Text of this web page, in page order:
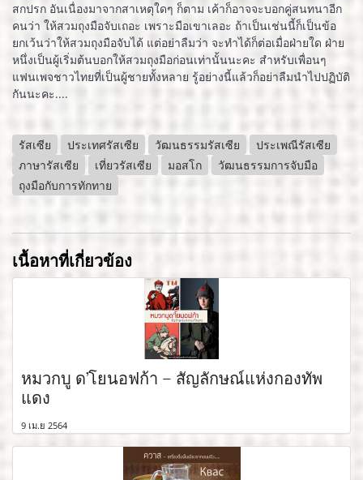
สกปรก อันเนื่องมาจากสาเหตุใดๆ ก็ตาม เค้าก็อาจจะบอกคู่สนทนาอีก
คนว่า ให้สวมถุงมือจับเถอะ เพราะมือเขาเลอะ ถ้าเป็นเช่นนี้ก็เป็นข้อ
ยกเว้นว่าให้สวมถุงมือจับได้ แต่อย่าลืมว่า จะทำได้ก็ต่อเมื่อฝ่ายใด ฝ่าย
หนึ่งเป็นผู้เริ่มต้นบอกให้สวมถุงมือก่อนเท่านั้นนะคะ สำหรับเพื่อนๆ
แฟนเพจชาวไทยที่เป็นผู้ชายทั้งหลาย รู้อย่างนี้แล้วก็อย่าลืมนำไปปฏิบัติ
กันนะคะ....
รัสเซีย ประเทศรัสเซีย วัฒนธรรมรัสเซีย
ประเพณีรัสเซีย
ภาษารัสเซีย
เที่ยวรัสเซีย มอสโก
วัฒนธรรมการจับมือ
ถุงมือกับการทักทาย
เนื้อหาที่เกี่ยวข้อง
หมวกบู ด’โยนอฟก้า – สัญลักษณ์แห่งกองทัพ
แดง
9 เม.ย 2564